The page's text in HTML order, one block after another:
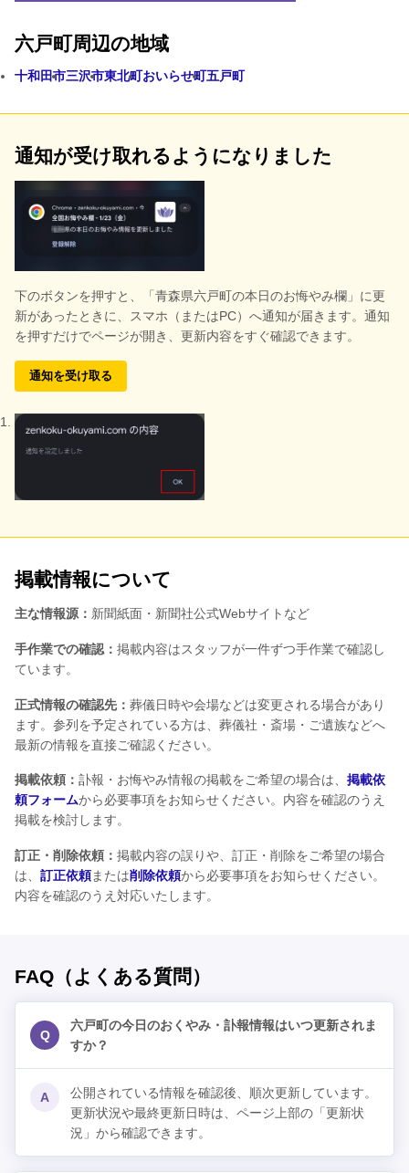
六戸町周辺の地域
十和田市三沢市東北町おいらせ町五戸町
通知が受け取れるようになりました
下のボタンを押すと、
「青森県六戸町の本日のお悔やみ欄」に更
新があったときに、スマホ（またはPC）へ通知が届きます。通知
を押すだけでページが開き、更新内容をすぐ確認できます。
通知を受け取る
掲載情報について
主な情報源： 新聞紙面・新聞社公式Webサイトなど
手作業での確認： 掲載内容はスタッフが一件ずつ手作業で確認し
ています。
正式情報の確認先： 葬儀日時や会場などは変更される場合があり
ます。参列を予定されている方は、葬儀社・斎場・ご遺族などへ
最新の情報を直接ご確認ください。
掲載依頼： 訃報・お悔やみ情報の掲載をご希望の場合は、 掲載依
頼フォームから必要事項をお知らせください。内容を確認のうえ
掲載を検討します。
訂正・削除依頼： 掲載内容の誤りや、訂正・削除をご希望の場合
は、 訂正依頼または削除依頼から必要事項をお知らせください。
内容を確認のうえ対応いたします。
FAQ（よくある質問）
Q
六戸町の今日のおくやみ・訃報情報はいつ更新されま
すか？
A
公開されている情報を確認後、順次更新しています。
更新状況や最終更新日時は、ページ上部の「更新状
況」から確認できます。